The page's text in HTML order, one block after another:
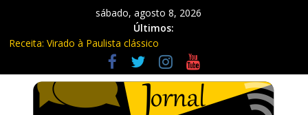
sábado, agosto 8, 2026
Últimos:
Receita: Virado à Paulista clássico
Ladrão de farmácia e procurado por maus-tratos são presos em
Vargem Grande Paulista
Cine Sustentável traz cinema ao ar livre e educação ambiental
para Vargem Grande